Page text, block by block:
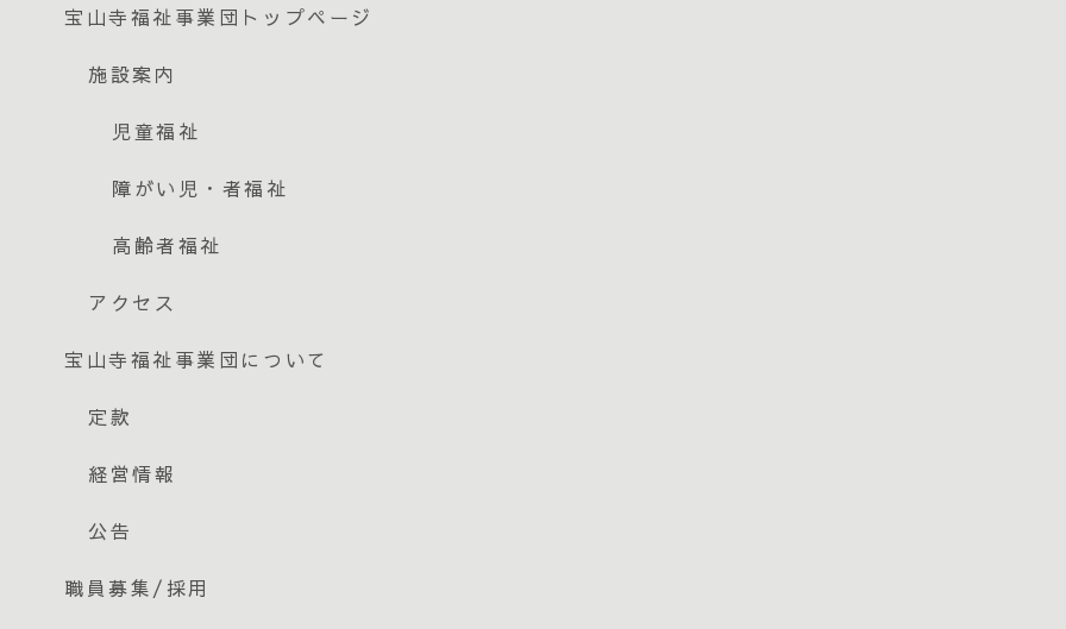
宝山寺福祉事業団トップページ
施設案内
児童福祉
障がい児・者福祉
高齢者福祉
アクセス
宝山寺福祉事業団について
定款
経営情報
公告
職員募集/採用